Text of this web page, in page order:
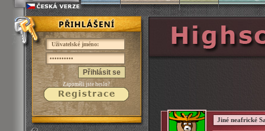
Přihlásit se
Zapoměli jste heslo?
Jiné neafrické